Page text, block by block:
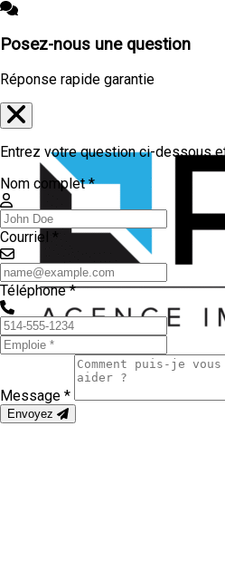
Posez-nous une question
Réponse rapide garantie
Entrez votre question ci-dessous
Nom complet *
Courriel *
Téléphone *
Message *
Envoyez